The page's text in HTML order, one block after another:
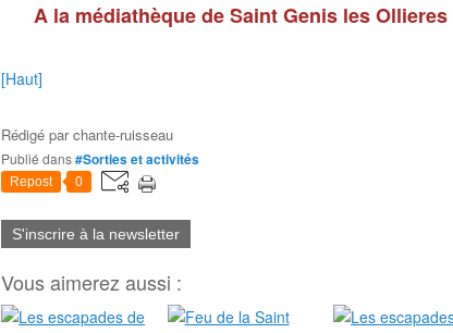
A la médiathèque de Saint Genis les
[Haut]
Rédigé parchante-ruisseau
Publié dans#Sorties et activités
Repost 0
S'inscrire à la newsletter
Vous aimerez aussi :